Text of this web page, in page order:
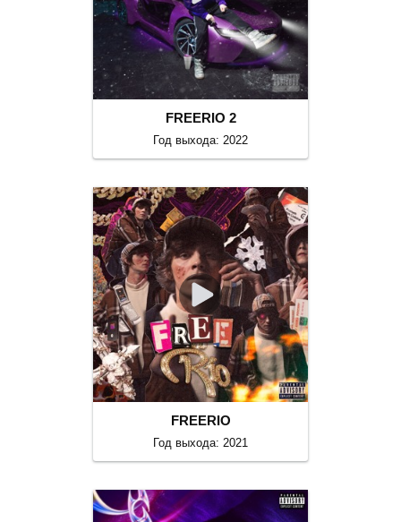
FREERIO 2
Год выхода: 2022
FREERIO
Год выхода: 2021